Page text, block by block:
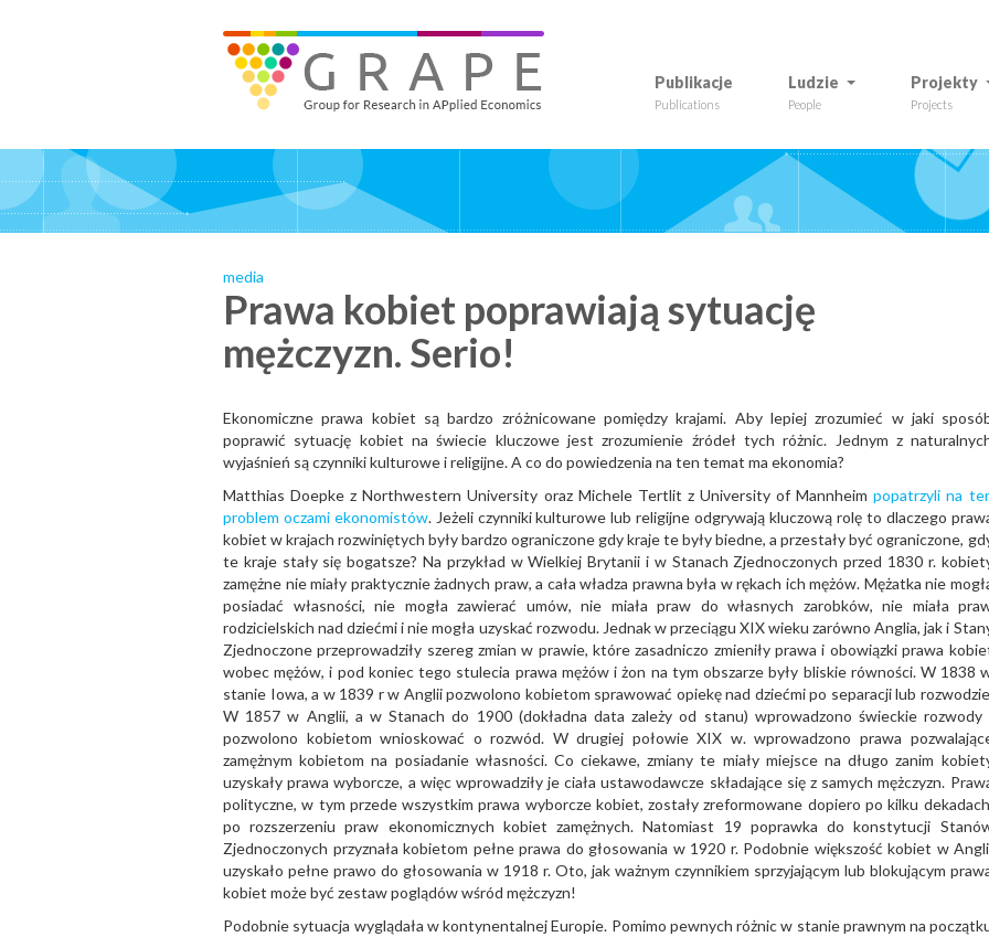
GRAPE - Group for Research in APplied Economics
Publikacje
Publications
Ludzie
People
Projekty
Projects
media
Prawa kobiet poprawiają sytuację
mężczyzn. Serio!
Ekonomiczne prawa kobiet są bardzo zróżnicowane pomiędzy krajami. Aby lepiej zrozumieć w jaki
poprawić sytuację kobiet na świecie kluczowe jest zrozumienie źródeł tych różnic. Jednym z
wyjaśnień są czynniki kulturowe i religijne. A co do powiedzenia na ten temat ma ekonomia?
Matthias Doepke z Northwestern University oraz Michele Tertlit z University of Mannheimpopatrzyli na
problem oczami ekonomistów. Jeżeli czynniki kulturowe lub religijne odgrywają kluczową rolę to dlaczego
kobiet w krajach rozwiniętych były bardzo ograniczone gdy kraje te były biedne, a przestały być ograniczone,
te kraje stały się bogatsze? Na przykład w Wielkiej Brytanii i w Stanach Zjednoczonych przed 1830 r.
zamężne nie miały praktycznie żadnych praw, a cała władza prawna była w rękach ich mężów. Mężatka nie
posiadać własności, nie mogła zawierać umów, nie miała praw do własnych zarobków, nie miała
rodzicielskich nad dziećmi i nie mogła uzyskać rozwodu. Jednak w przeciągu XIX wieku zarówno Anglia, jak i
Zjednoczone przeprowadziły szereg zmian w prawie, które zasadniczo zmieniły prawa i obowiązki prawa
wobec mężów, i pod koniec tego stulecia prawa mężów i żon na tym obszarze były bliskie równości. W 1838
stanie Iowa, a w 1839 r w Anglii pozwolono kobietom sprawować opiekę nad dziećmi po separacji lub
W 1857 w Anglii, a w Stanach do 1900 (dokładna data zależy od stanu) wprowadzono świeckie rozwody
pozwolono kobietom wnioskować o rozwód. W drugiej połowie XIX w. wprowadzono prawa
zamężnym kobietom na posiadanie własności. Co ciekawe, zmiany te miały miejsce na długo zanim
uzyskały prawa wyborcze, a więc wprowadziły je ciała ustawodawcze składające się z samych mężczyzn.
polityczne, w tym przede wszystkim prawa wyborcze kobiet, zostały zreformowane dopiero po kilku
po rozszerzeniu praw ekonomicznych kobiet zamężnych. Natomiast 19 poprawka do konstytucji
Zjednoczonych przyznała kobietom pełne prawa do głosowania w 1920 r. Podobnie większość kobiet w
uzyskało pełne prawo do głosowania w 1918 r. Oto, jak ważnym czynnikiem sprzyjającym lub blokującym
kobiet może być zestaw poglądów wśród mężczyzn!
Podobnie sytuacja wyglądała w kontynentalnej Europie. Pomimo pewnych różnic w stanie prawnym na